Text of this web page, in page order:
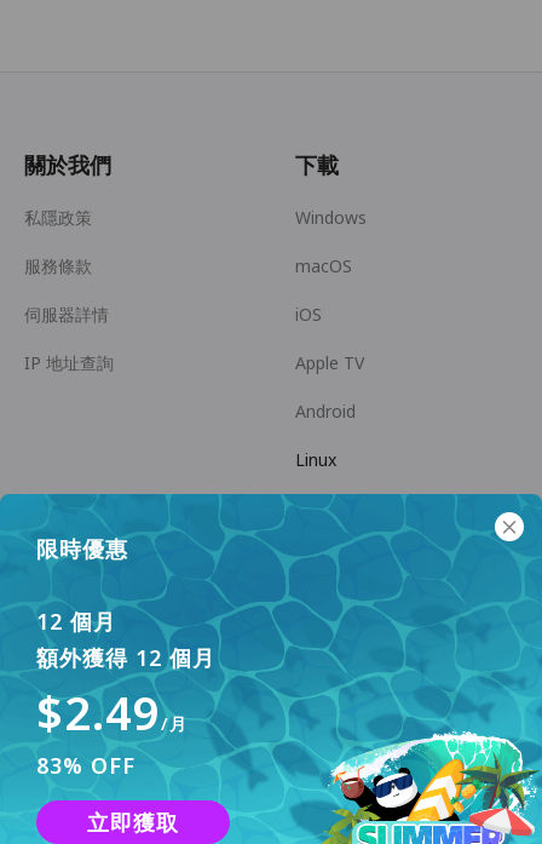
限時優惠
12 個月
額外獲得 12 個月
$2.49/月
83% OFF
立即獲取
關於我們
私隱政策
服務條款
伺服器詳情
IP 地址查詢
下載
Windows
macOS
iOS
Apple TV
Android
Linux
Android TV
幫助中心
panda7x24@gmail.com
常見問題
商務合作
成為推廣員
支付方式
本網站使用 Cookies 來改善用戶體驗。要了解更多資訊，請查